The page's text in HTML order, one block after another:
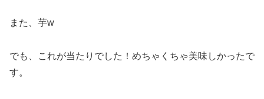
また、芋w
でも、これが当たりでした！めちゃくちゃ美味しかったで
す。